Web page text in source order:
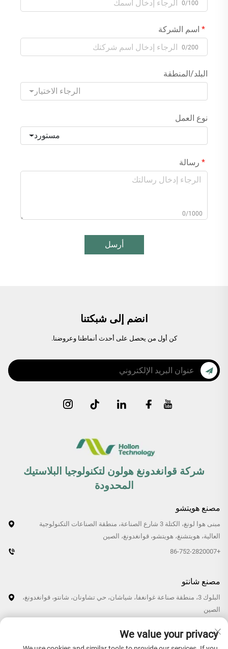
0/100
اسم الشركة
0/200
البلد/المنطقة
الرجاء الاختيار
نوع العمل
مستورد
رسالة
0/1000
أرسل
انضم إلى شبكتنا
كن أول من يحصل على أحدث أنماطنا وعروضنا.
شركة قوانغدونغ هولون لتكنولوجيا البلاستيك
المحدودة
مصنع هويتشو
مبنى هوا لونغ، الكتلة 3 شارع الصناعة، منطقة الصناعات التكنولوجية
العالية، هويتشنغ، هويتشو، قوانغدونغ، الصين
+86-752-2820007
مصنع شانتو
البلوك 3، منطقة صناعة غوانغفا، شياشان، حي تشاونان، شانتو، قوانغدونغ،
الصين
We value your privacy